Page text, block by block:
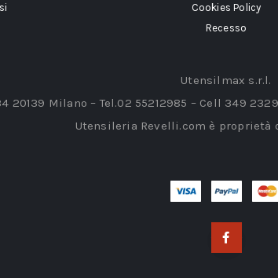
Cookies Policy
Recesso
Utensilmax s.r.l.
20139 Milano – Tel.02 55212985 – Cell 349
Utensileria Revelli.com è proprietà